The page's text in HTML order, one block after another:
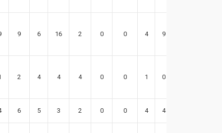
9 6 16 2 0 0 4 9
2 4 4 4 0 0 1 0
6 5 3 2 0 0 4 4